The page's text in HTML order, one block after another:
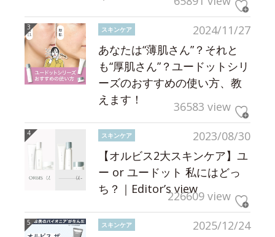
2024/11/27
スキンケア
あなたは“薄肌さん”？それと
も“厚肌さん”？ユードットシリ
ーズのおすすめの使い方、教
えます！
36583 view
2023/08/30
スキンケア
【オルビス2大スキンケア】ユ
ー or ユードット 私にはどっ
ち？｜Editor’s view226609 view
2025/12/24
スキンケア